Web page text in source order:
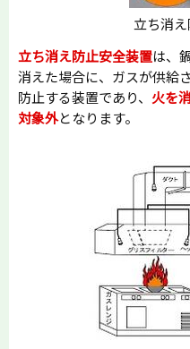
立ち消
立ち消え防止安全装置は、
消えた場合に、ガスが供給
防止する装置であり、 火を
対象外となります。